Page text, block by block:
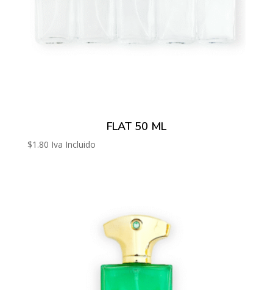
FLAT 50 ML
$1.80 Iva Incluido